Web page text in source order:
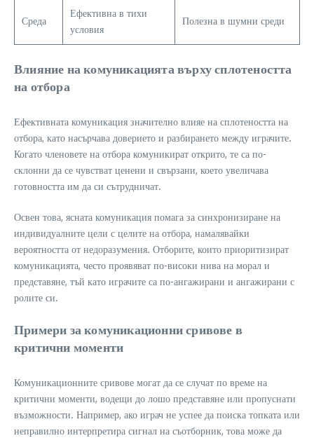
Среда
Ефективна в тихи
условия
Полезна в шумни среди
Влияние на комуникацията върху сплотеността
на отбора
Ефективната комуникация значително влияе на сплотеността на
отбора, като насърчава доверието и разбирането между играчите.
Когато членовете на отбора комуникират открито, те са по-
склонни да се чувстват ценени и свързани, което увеличава
готовността им да си сътрудничат.
Освен това, ясната комуникация помага за синхронизиране на
индивидуалните цели с целите на отбора, намалявайки
вероятността от недоразумения. Отборите, които приоритизират
комуникацията, често проявяват по-високи нива на морал и
представяне, тъй като играчите са по-ангажирани и ангажирани с
ролите си.
Примери за комуникационни сривове в
критични моменти
Комуникационните сривове могат да се случат по време на
критични моменти, водещи до лошо представяне или пропуснати
възможности. Например, ако играч не успее да поиска топката или
неправилно интерпретира сигнал на съотборник, това може да